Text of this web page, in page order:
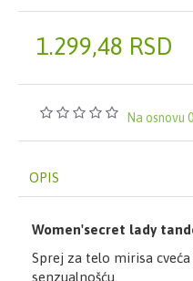
Na osnovu
1.299,48 RSD
OPIS
Women'secret lady
Sprej za telo mirisa
senzualnošću.